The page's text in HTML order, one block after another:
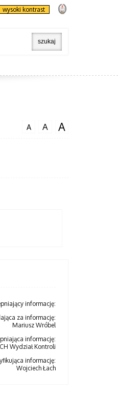
wysoki kontrast
A A A
informację:
za informację:
Mariusz Wróbel
informację:
Wydział Kontroli
informację:
Wojciech Łach